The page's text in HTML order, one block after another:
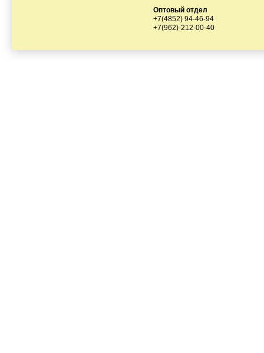
Оптовый отдел
+7(4852) 94-46-94
+7(962)-212-00-40